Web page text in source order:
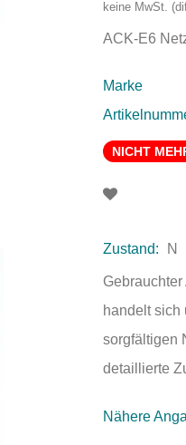
keine MwSt.
ACK-E6
Marke
NICHT
Zustand: N
handelt sich
sorgfältigen
detaillierte
Nähere